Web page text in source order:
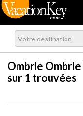
Ombrie
sur 1 trouvées